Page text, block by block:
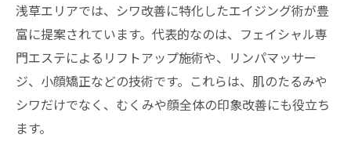
浅草エリアでは、シワ改善に特化したエイジング術が豊
富に提案されています。代表的なのは、フェイシャル専
門エステによるリフトアップ施術や、リンパマッサー
ジ、小顔矯正などの技術です。これらは、肌のたるみや
シワだけでなく、むくみや顔全体の印象改善にも役立ち
ます。